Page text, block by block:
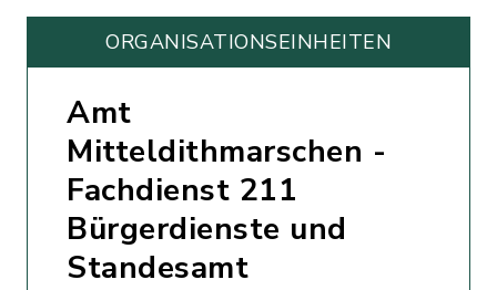
ORGANISATIONS­EINHEITEN
Amt
Mitteldithmarschen -
Fachdienst 211
Bürgerdienste und
Standesamt